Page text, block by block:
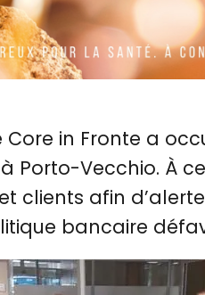
in Fronte a
Porto-Vecchio. À
clients afin
bancaire